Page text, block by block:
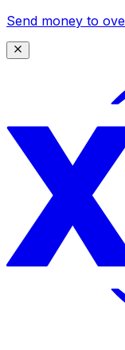
Send money to